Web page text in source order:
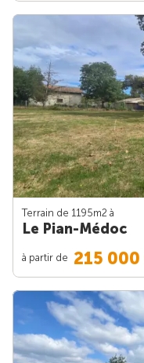
Terrain de 1195m2 à
Le Pian-Médoc
à partir de 215 000